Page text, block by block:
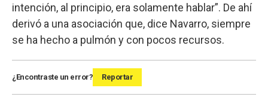
intención, al principio, era solamente hablar”. De ahí
derivó a una asociación que, dice Navarro, siempre
se ha hecho a pulmón y con pocos recursos.
¿Encontraste un error? Reportar